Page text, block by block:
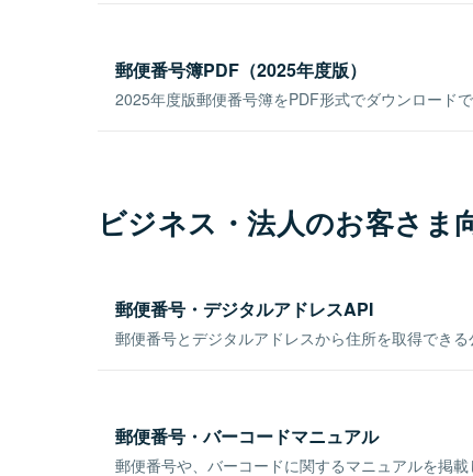
郵便番号簿PDF（2025年度版）
2025年度版郵便番号簿をPDF形式でダウンロードで
ビジネス・法人のお客さま
郵便番号・デジタルアドレスAPI
郵便番号とデジタルアドレスから住所を取得できる
郵便番号・バーコードマニュアル
郵便番号や、バーコードに関するマニュアルを掲載